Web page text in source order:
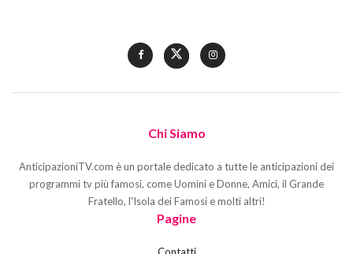
Chi Siamo
AnticipazioniTV.com è un portale dedicato a tutte le anticipazioni dei
programmi tv più famosi, come Uomini e Donne, Amici, il Grande
Fratello, l'Isola dei Famosi e molti altri!
Pagine